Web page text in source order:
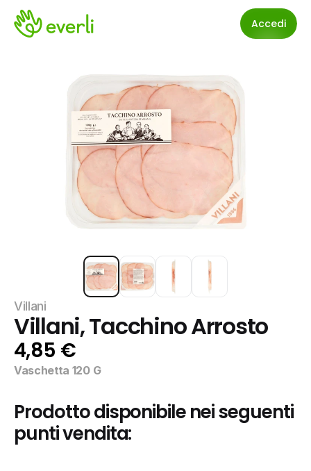
Accedi
Villani
Villani, Tacchino Arrosto
4,85 €
Vaschetta 120 G
Prodotto disponibile nei seguenti
punti vendita: